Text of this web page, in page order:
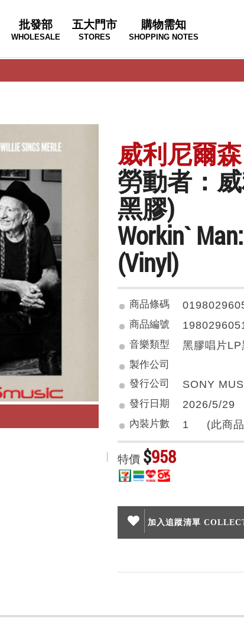
批發部
WHOLESALE
五大門市
STORES
購物需知
SHOPPING NOTES
威利尼爾森
勞動者：
黑膠)
Workin`
(Vinyl)
商品條碼
商品編號
音樂類型 黑膠唱片
製作公司
發行公司
SONY
發行日期 2026/5/29
內裝片數 1 (此商品
特價 $958
加入追蹤清單